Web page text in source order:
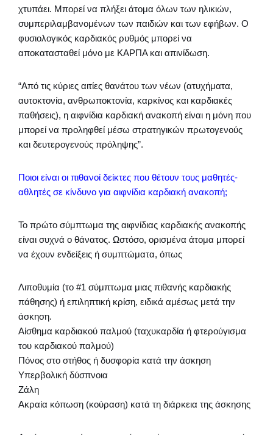
χτυπάει. Μπορεί να πλήξει άτομα όλων των ηλικιών,
συμπεριλαμβανομένων των παιδιών και των εφήβων. Ο
φυσιολογικός καρδιακός ρυθμός μπορεί να
αποκατασταθεί μόνο με ΚΑΡΠΑ και απινίδωση.
“Από τις κύριες αιτίες θανάτου των νέων (ατυχήματα,
αυτοκτονία, ανθρωποκτονία, καρκίνος και καρδιακές
παθήσεις), η αιφνίδια καρδιακή ανακοπή είναι η μόνη που
μπορεί να προληφθεί μέσω στρατηγικών πρωτογενούς
και δευτερογενούς πρόληψης”.
Ποιοι είναι οι πιθανοί δείκτες που θέτουν τους μαθητές-
αθλητές σε κίνδυνο για αιφνίδια καρδιακή ανακοπή;
Το πρώτο σύμπτωμα της αιφνίδιας καρδιακής ανακοπής
είναι συχνά ο θάνατος. Ωστόσο, ορισμένα άτομα μπορεί
να έχουν ενδείξεις ή συμπτώματα, όπως
Λιποθυμία (το #1 σύμπτωμα μιας πιθανής καρδιακής
πάθησης) ή επιληπτική κρίση, ειδικά αμέσως μετά την
άσκηση.
Αίσθημα καρδιακού παλμού (ταχυκαρδία ή φτερούγισμα
του καρδιακού παλμού)
Πόνος στο στήθος ή δυσφορία κατά την άσκηση
Υπερβολική δύσπνοια
Ζάλη
Ακραία κόπωση (κούραση) κατά τη διάρκεια της άσκησης